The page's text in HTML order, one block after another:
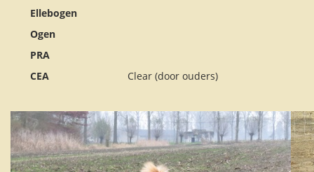
Ellebogen
Ogen
PRA
CEA
Clear (door ouders)